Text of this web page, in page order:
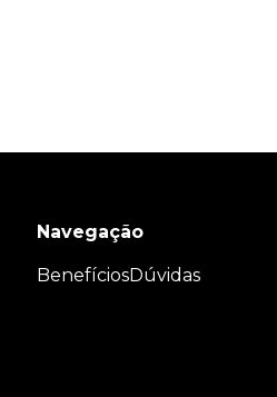
Navegação
BenefíciosDúvidas